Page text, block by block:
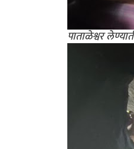
पाताळेश्वर